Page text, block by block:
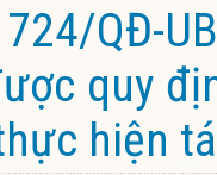
QĐ-
quy
hiện